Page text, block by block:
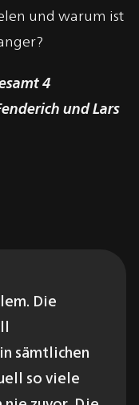
und warum ist
4
und Lars
Die
sämtlichen
so viele